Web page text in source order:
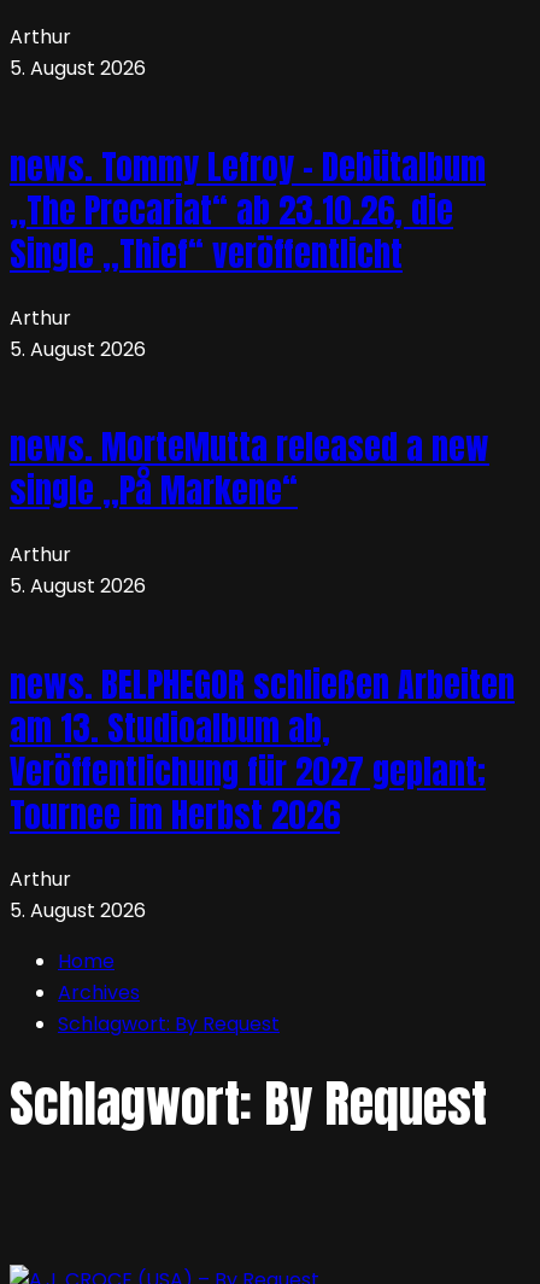
Arthur
5. August 2026
news. Tommy Lefroy – Debütalbum
„The Precariat“ ab 23.10.26, die
Single „Thief“ veröffentlicht
Arthur
5. August 2026
news. MorteMutta released a new
single „På Markene“
Arthur
5. August 2026
news. BELPHEGOR schließen Arbeiten
am 13. Studioalbum ab,
Veröffentlichung für 2027 geplant;
Tournee im Herbst 2026
Arthur
5. August 2026
Home
Archives
Schlagwort: By Request
Schlagwort: By Request